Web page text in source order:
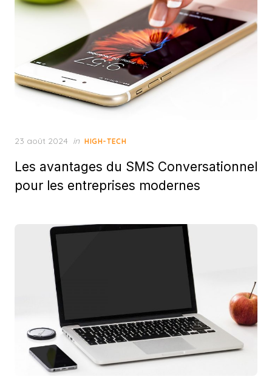
Posted
23 août 2024 in HIGH-TECH
Les avantages du SMS Conversationnel
pour les entreprises modernes